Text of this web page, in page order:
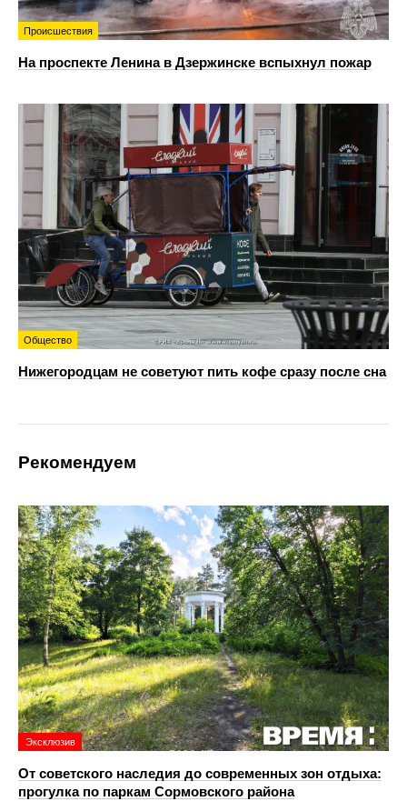
Происшествия
На проспекте Ленина в Дзержинске вспыхнул пожар
Общество
Нижегородцам не советуют пить кофе сразу после сна
Рекомендуем
Эксклюзив
От советского наследия до современных зон отдыха:
прогулка по паркам Сормовского района